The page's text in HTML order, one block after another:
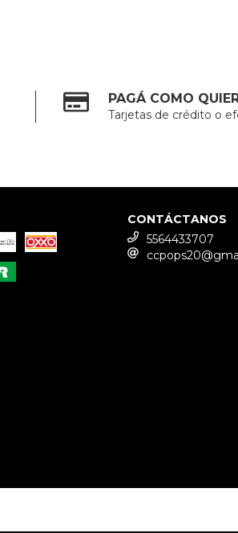
PAGÁ COMO
Tarjetas de crédito o
CONTÁCTANOS
5564433707